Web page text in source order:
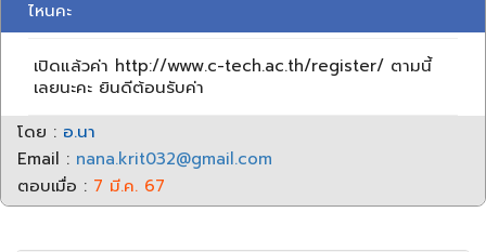
ไหนคะ
เปิดแล้วค่า http://www.c-tech.ac.th/register/ ตามนี้
เลยนะคะ ยินดีต้อนรับค่า
โดย : อ.นา
Email : nana.krit032@gmail.com
ตอบเมื่อ : 7 มี.ค. 67